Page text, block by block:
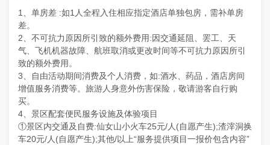
1、单房差 :如1人全程入住相应指定酒店单独包房，需补单房
差。
2、不可抗力原因所引致的额外费用:因交通延阻、罢工、天
气、飞机机器故障、 航班取消或更改时间等不可抗力原因所引
致的额外费用。
3、自由活动期间消费及个人消费，如:酒水、药品，酒店房间
增值服务消费等。 旅游人身意外伤害保险，敬请游客自行购
买。
4、景区配套便民服务设施及体验项目
①景区内交通及自费:仙女山小火车25元/人(自愿产生);渣滓洞换
车20元/人(自愿产生);其他/以上“服务提供项目一报价包含内容”